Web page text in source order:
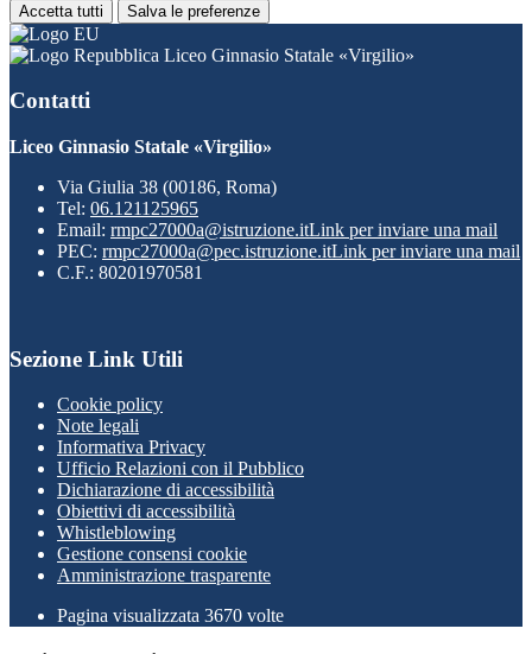
Accetta tutti Salva le preferenze
Liceo Ginnasio Statale «Virgilio»
Contatti
Liceo Ginnasio Statale «Virgilio»
Via Giulia 38 (00186, Roma)
Tel: 06.121125965
Email: rmpc27000a@istruzione.itLink per inviare una mail
PEC: rmpc27000a@pec.istruzione.itLink per inviare una mail
C.F.: 80201970581
Sezione Link Utili
Cookie policy
Note legali
Informativa Privacy
Ufficio Relazioni con il Pubblico
Dichiarazione di accessibilità
Obiettivi di accessibilità
Whistleblowing
Gestione consensi cookie
Amministrazione trasparente
Pagina visualizzata 3670 volte